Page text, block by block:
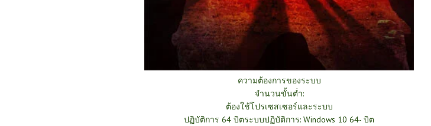
ความต้องการของระบบ
จำนวนขั้นต่ำ:
ต้องใช้โปรเซสเซอร์และระบบ
ปฏิบัติการ 64 บิตระบบปฏิบัติการ: Windows 10 64- บิต